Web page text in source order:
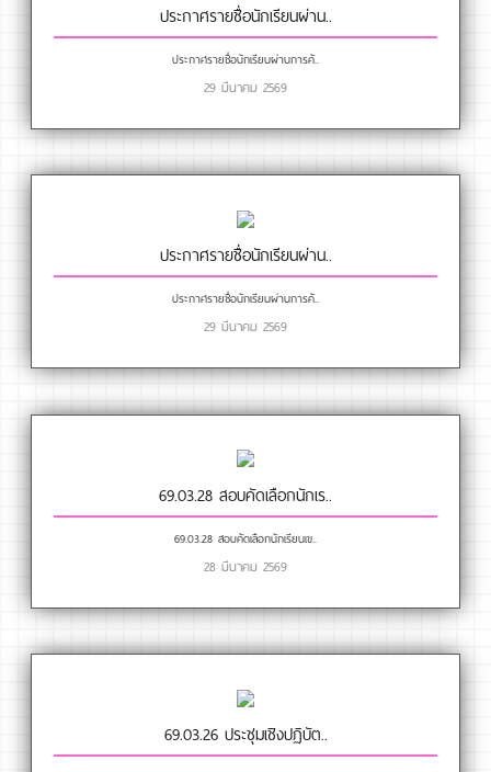
ประกาศรายชื่อนักเรียนผ่าน..
ประกาศรายชื่อนักเรียนผ่านการคั..
29 มีนาคม 2569
ประกาศรายชื่อนักเรียนผ่าน..
ประกาศรายชื่อนักเรียนผ่านการคั..
29 มีนาคม 2569
69.03.28 สอบคัดเลือกนักเร..
69.03.28 สอบคัดเลือกนักเรียนเข..
28 มีนาคม 2569
69.03.26 ประชุมเชิงปฏิบัต..